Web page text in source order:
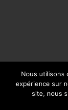
Nous utilisons
expérience sur
site, nous